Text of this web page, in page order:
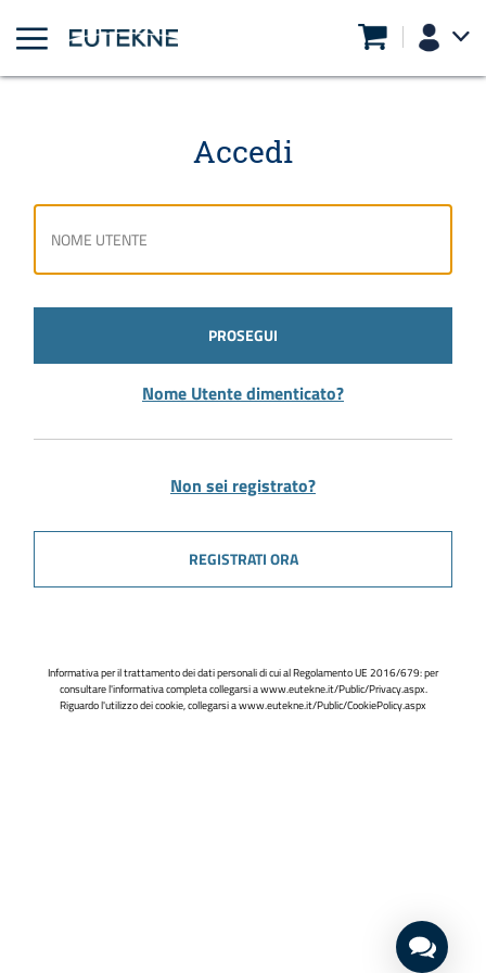
Accedi
PROSEGUI
Nome Utente dimenticato?
Non sei registrato?
REGISTRATI ORA
Informativa per il trattamento dei dati personali di cui al Regolamento UE 2016/679: per
consultare l'informativa completa collegarsi awww.eutekne.it/Public/Privacy.aspx.
Riguardo l'utilizzo dei cookie, collegarsi awww.eutekne.it/Public/CookiePolicy.aspx